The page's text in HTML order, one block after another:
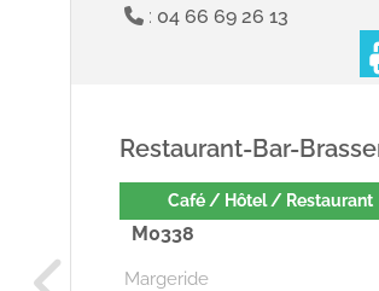
: 04 66 69 26 13
Restaurant-Bar-
Café / Hôtel / Restaurant
M0338
Margeride